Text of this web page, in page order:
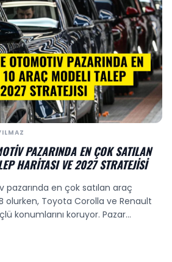
PAZARINDA EN ÇOK SATILAN
HARITASI VE 2027 STRATEJISI
en çok satılan araç
olurken, Toyota Corolla ve Renault
konumlarını koruyor. Pazar